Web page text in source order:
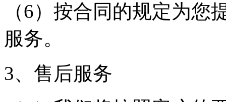
（6）按合同的规定为
服务。
3、售后服务